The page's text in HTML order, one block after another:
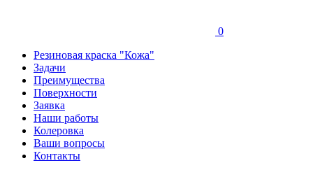
0
Резиновая краска "Кожа"
Задачи
Преимущества
Поверхности
Заявка
Наши работы
Колеровка
Ваши вопросы
Контакты